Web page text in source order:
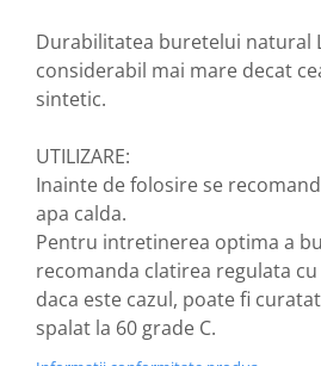
Papoutsanis SA (37 produse)
Pawxie (12 produse)
Pikdare - Pic Solutions (22
ProdNat (6 produse)
ProPhyto - ProVet SA (6 produse)
Record (5 produse)
Rohto Pharmaceuticals Co (4
produse)
Rolly Brush - Mr.White (10
Durabilitatea buretelui natural
considerabil mai mare decat
sintetic.
UTILIZARE:
Inainte de folosire se
apa calda.
Pentru intretinerea optima a
recomanda clatirea regulata
daca este cazul, poate fi
spalat la 60 grade C.